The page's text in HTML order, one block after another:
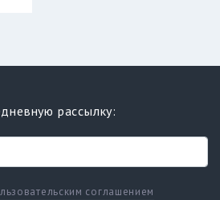
рассылку:
соглашением